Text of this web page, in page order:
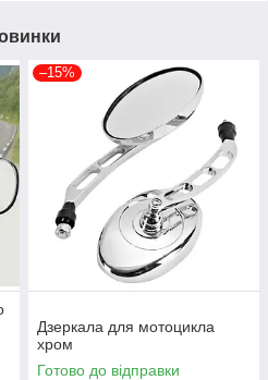
–15%
Дзеркала для мотоцикла
хром
Готово до відправки